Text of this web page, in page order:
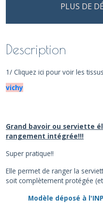
PLUS DE
Description
1/ Cliquez ici pour voir les
vichy
Grand bavoir ou serviette
rangement intégrée!!!
Super pratique!!
Elle permet de ranger la
soit complètement protégée
Modèle déposé à